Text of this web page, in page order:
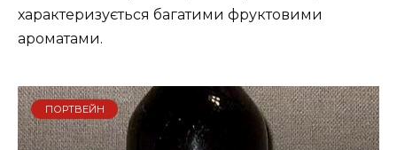
характеризується багатими фруктовими
ароматами.
ПОРТВЕЙН